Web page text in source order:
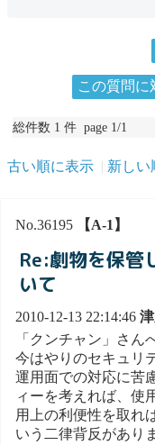
この質問に
総件数 1 件 page 1/1
古い順に表示 新しい
No.36195 【A-1】
Re:劇物を保管
いて
2010-12-13 22:14:46
「クンチャン」さん
今はやりのセキュリ
運用面での対応に苦
ィーを考えれば、使
用上の利便性を取れ
いう二律背反があり